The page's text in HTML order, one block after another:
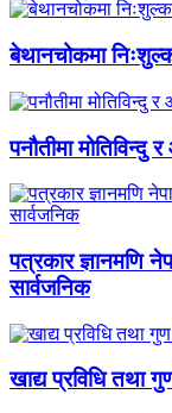
बेथानचोकमा
पनौतीमा मोतिविन्दु
पत्रकार ज्ञानमणि
सार्वजनिक
खाद्य प्रविधि तथा